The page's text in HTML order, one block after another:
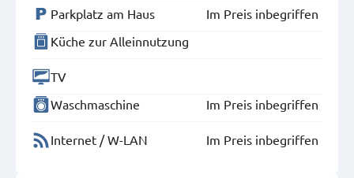
Parkplatz am Haus
Im Preis inbegriffen
Küche zur Alleinnutzung
TV
Waschmaschine
Im Preis inbegriffen
Internet / W-LAN Im Preis inbegriffen